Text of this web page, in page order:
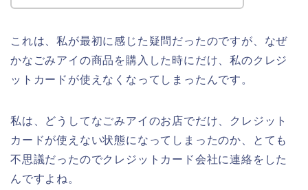
これは、私が最初に感じた疑問だったのですが、なぜ
かなごみアイの商品を購入した時にだけ、私のクレジ
ットカードが使えなくなってしまったんです。
私は、どうしてなごみアイのお店でだけ、クレジット
カードが使えない状態になってしまったのか、とても
不思議だったのでクレジットカード会社に連絡をした
んですよね。